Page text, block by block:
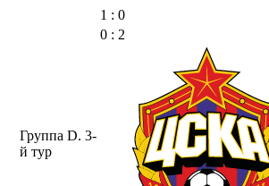
1 : 0
Группа D. 3-
й тур
0 : 2